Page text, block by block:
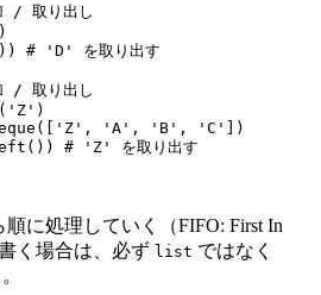
/ 取り出し
)
# 'D' を取り出す
/ 取り出し
( ' Z ' )
'A', 'B', 'C'])
()) # 'Z' を取り出す
に処理していく（FIFO: First In
く場合は、必ず list ではなく